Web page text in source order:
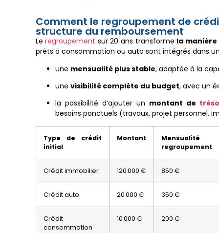
Comment le regroupement de
structure du remboursement
Leregroupement sur 20 ans transforme la
prêts à consommation ou auto sont intégrés dans
une mensualité plus stable, adaptée à la
une visibilité complète du budget, avec un
la possibilité d’ajouter un montant de
besoins ponctuels (travaux, projet personnel,
Type de crédit
initial
Montant
regroupement
Crédit immobilier 120 000 € 850 €
Crédit auto 20 000 € 350 €
Crédit
consommation
10 000 € 200 €